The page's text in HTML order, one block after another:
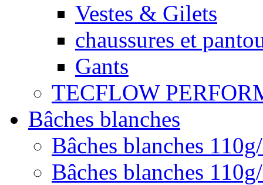
Vestes & Gilets
chaussures et
Gants
TECFLOW
Bâches blanches
Bâches blanches
Bâches blanches